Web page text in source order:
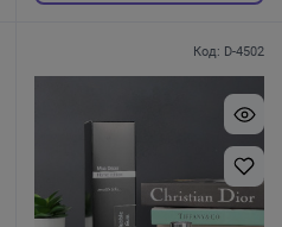
Код: D-4502